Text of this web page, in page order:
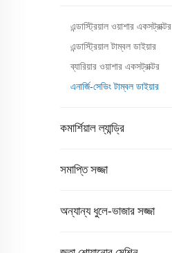
এন্ডাস্ট্রিয়াল ওয়াশার একসট্রাক্টর
এন্ডাস্ট্রিয়াল টাম্বল ডাইয়ার
ব্যারিয়ার ওয়াশার একসট্রাক্টর
এনার্জি-সেভিং টাম্বল ডাইয়ার
কমার্শিয়াল ল্যান্ড্রি
সমাপ্তি সজ্জা
অন্যান্য ধুলে-ভাজার সজ্জা